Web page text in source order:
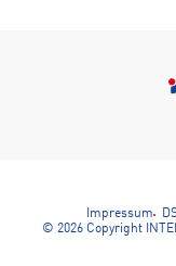
© 2026 Copyright
Impressum